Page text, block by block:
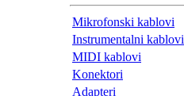
Mikrofonski kablovi
Instrumentalni kablovi
MIDI kablovi
Konektori
Adapteri